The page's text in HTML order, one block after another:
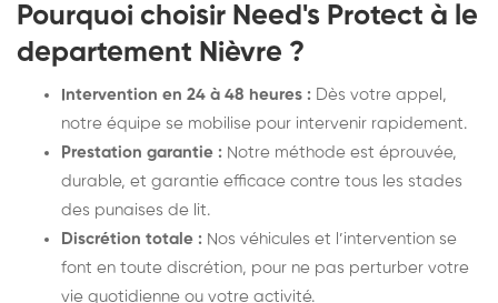
Pourquoi choisir Need's Protect à le
departement Nièvre ?
Intervention en 24 à 48 heures : Dès votre appel,
notre équipe se mobilise pour intervenir rapidement.
Prestation garantie : Notre méthode est éprouvée,
durable, et garantie efficace contre tous les stades
des punaises de lit.
Discrétion totale : Nos véhicules et l’intervention se
font en toute discrétion, pour ne pas perturber votre
vie quotidienne ou votre activité.